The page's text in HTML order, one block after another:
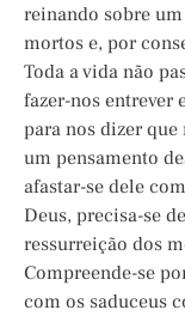
reinando sobre
mortos e, por
Toda a vida não
fazer-nos entrever
para nos dizer
um pensamento
afastar-se dele
Deus, precisa-se
ressurreição dos
Compreende-se
com os saduceus